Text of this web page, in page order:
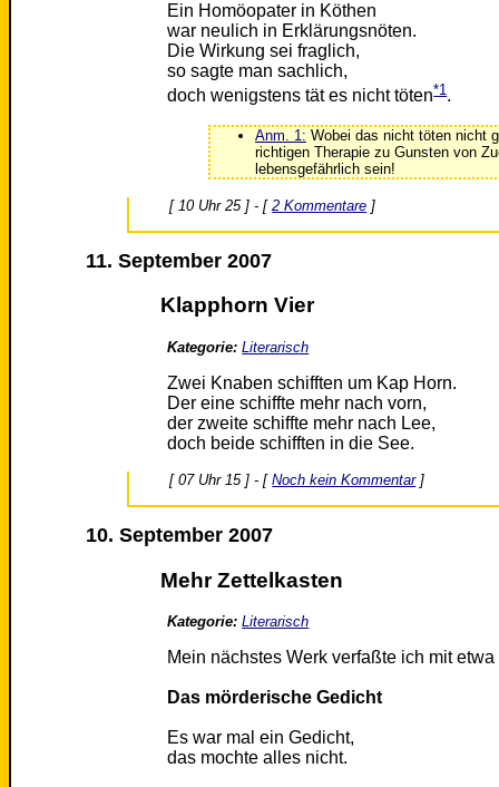
Ein Homöopater in Köthen
war neulich in Erklärungsnöten.
Die Wirkung sei fraglich,
so sagte man sachlich,
doch wenigstens tät es nicht töten*1.
Anm. 1: Wobei das nicht töten nicht
richtigen Therapie zu Gunsten von
lebensgefährlich sein!
[ 10 Uhr 25 ] - [2 Kommentare ]
11. September 2007
Klapphorn Vier
Kategorie: Literarisch
Zwei Knaben schifften um Kap Horn.
Der eine schiffte mehr nach vorn,
der zweite schiffte mehr nach Lee,
doch beide schifften in die See.
[ 07 Uhr 15 ] - [Noch kein Kommentar]
10. September 2007
Mehr Zettelkasten
Kategorie: Literarisch
Mein nächstes Werk verfaßte ich mit
Das mörderische Gedicht
Es war mal ein Gedicht,
das mochte alles nicht.